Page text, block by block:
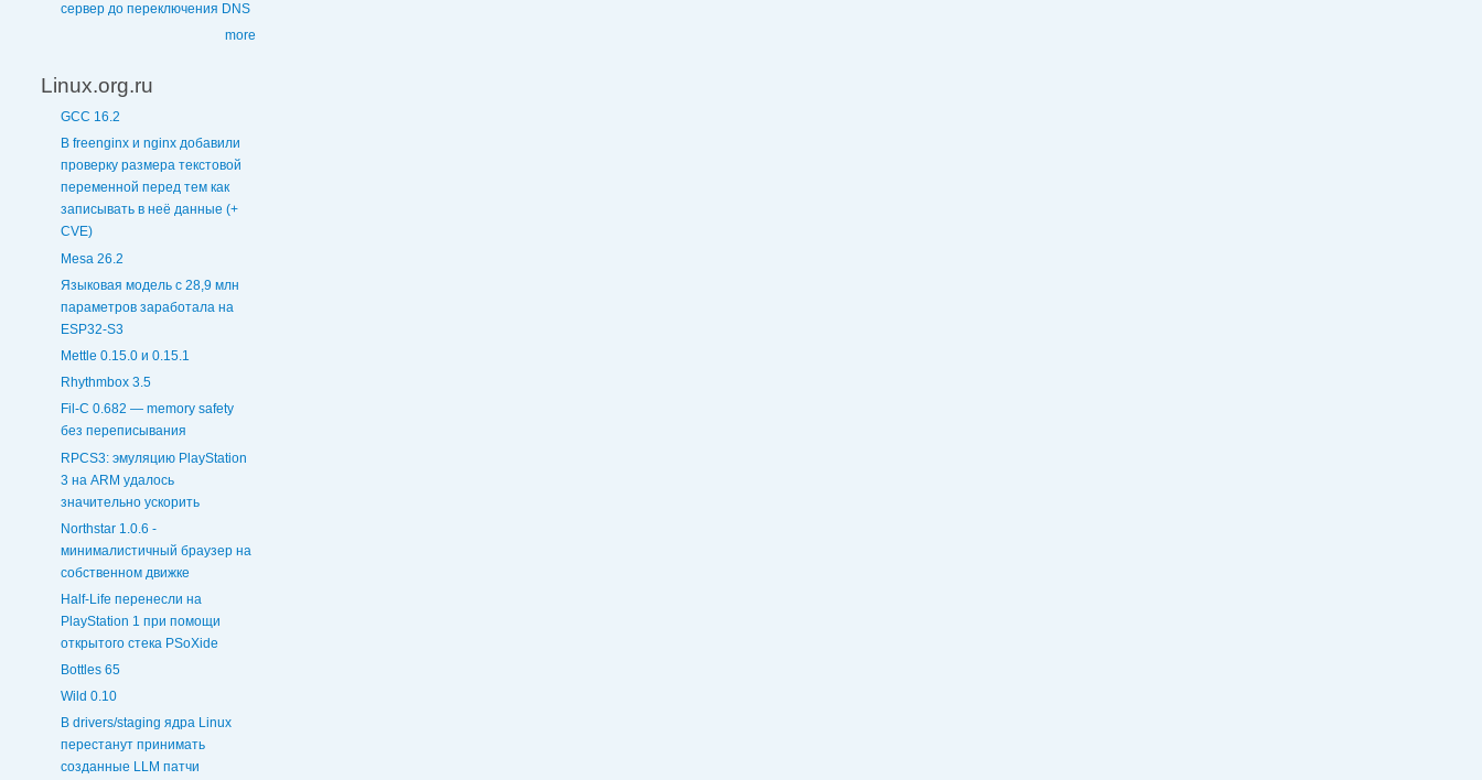
сервер до переключения DNS
more
Linux.org.ru
GCC 16.2
В freenginx и nginx добавили
проверку размера текстовой
переменной перед тем как
записывать в неё данные (+
CVE)
Mesa 26.2
Языковая модель с 28,9 млн
параметров заработала на
ESP32-S3
Mettle 0.15.0 и 0.15.1
Rhythmbox 3.5
Fil-C 0.682 — memory safety
без переписывания
RPCS3: эмуляцию PlayStation
3 на ARM удалось
значительно ускорить
Northstar 1.0.6 -
минималистичный браузер на
собственном движке
Half-Life перенесли на
PlayStation 1 при помощи
открытого стека PSoXide
Bottles 65
Wild 0.10
В drivers/staging ядра Linux
перестанут принимать
созданные LLM патчи